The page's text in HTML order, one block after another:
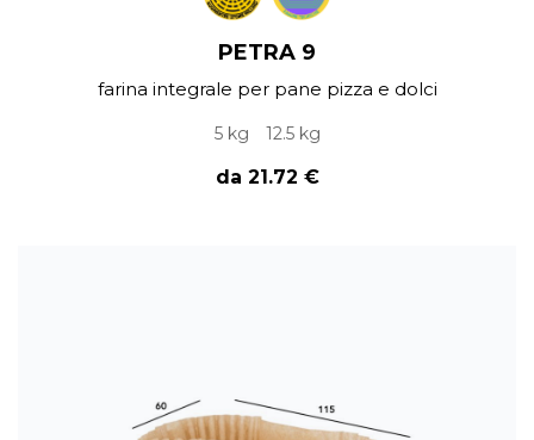
PETRA 9
farina integrale per pane pizza e dolci
5 kg 12.5 kg
da 21.72 €